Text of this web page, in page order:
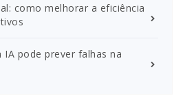
como melhorar a eficiência
IA pode prever falhas na